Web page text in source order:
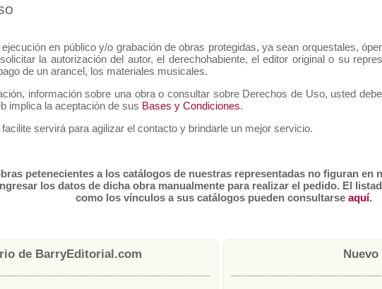
en público y/o grabación de obras protegidas, ya sean orquestales,
la autorización del autor, el derechohabiente, el editor original o su
de un arancel, los materiales musicales.
información sobre una obra o consultar sobre Derechos de Uso, usted
implica la aceptación de sus Bases y Condiciones.
servirá para agilizar el contacto y brindarle un mejor servicio.
petenecientes a los catálogos de nuestras representadas no figuran en
los datos de dicha obra manualmente para realizar el pedido. El
como los vínculos a sus catálogos pueden consultarse aquí.
de BarryEditorial.com